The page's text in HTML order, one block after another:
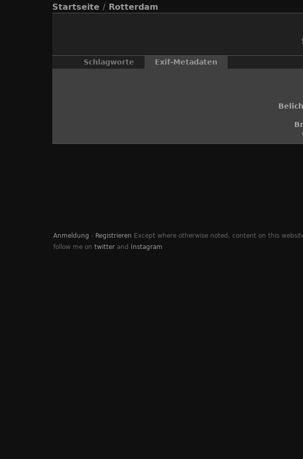
Startseite / Rotterdam
Schlagworte
Exif-Metadaten
Anmeldung - Registrieren Except where otherwise noted, content on this
follow me on twitter and Instagram